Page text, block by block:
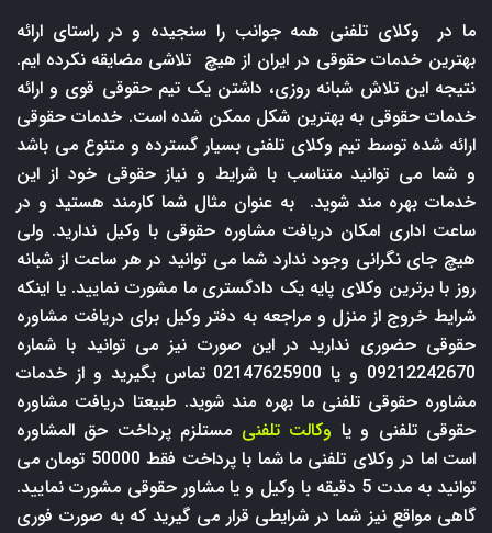
ما در وکلای تلفنی همه جوانب را سنجیده و در راستای ارائه
بهترین خدمات حقوقی در ایران از هیچ تلاشی مضایقه نکرده ایم.
نتیجه این تلاش شبانه روزی، داشتن یک تیم حقوقی قوی و ارائه
خدمات حقوقی به بهترین شکل ممکن شده است. خدمات حقوقی
ارائه شده توسط تیم وکلای تلفنی بسیار گسترده و متنوع می باشد
و شما می توانید متناسب با شرایط و نیاز حقوقی خود از این
خدمات بهره مند شوید. به عنوان مثال شما کارمند هستید و در
ساعت اداری امکان دریافت مشاوره حقوقی با وکیل ندارید. ولی
هیچ جای نگرانی وجود ندارد شما می توانید در هر ساعت از شبانه
روز با برترین وکلای پایه یک دادگستری ما مشورت نمایید. یا اینکه
شرایط خروج از منزل و مراجعه به دفتر وکیل برای دریافت مشاوره
حقوقی حضوری ندارید در این صورت نیز می توانید با شماره
09212242670 و یا 02147625900 تماس بگیرید و از خدمات
مشاوره حقوقی تلفنی ما بهره مند شوید. طبیعتا دریافت مشاوره
حقوقی تلفنی و یا وکالت تلفنی مستلزم پرداخت حق المشاوره
است اما در وکلای تلفنی ما شما با پرداخت فقط 50000 تومان می
توانید به مدت 5 دقیقه با وکیل و یا مشاور حقوقی مشورت نمایید.
گاهی مواقع نیز شما در شرایطی قرار می گیرید که به صورت فوری